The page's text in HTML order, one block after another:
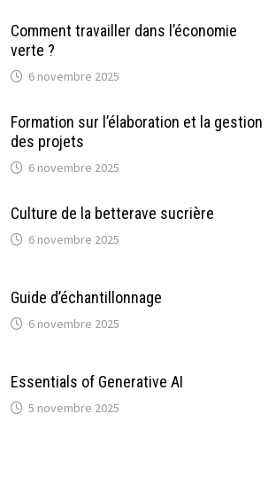
Comment travailler dans l’économie
verte ?
6 novembre 2025
Formation sur l’élaboration et la gestion
des projets
6 novembre 2025
Culture de la betterave sucrière
6 novembre 2025
Guide d’échantillonnage
6 novembre 2025
Essentials of Generative AI
5 novembre 2025